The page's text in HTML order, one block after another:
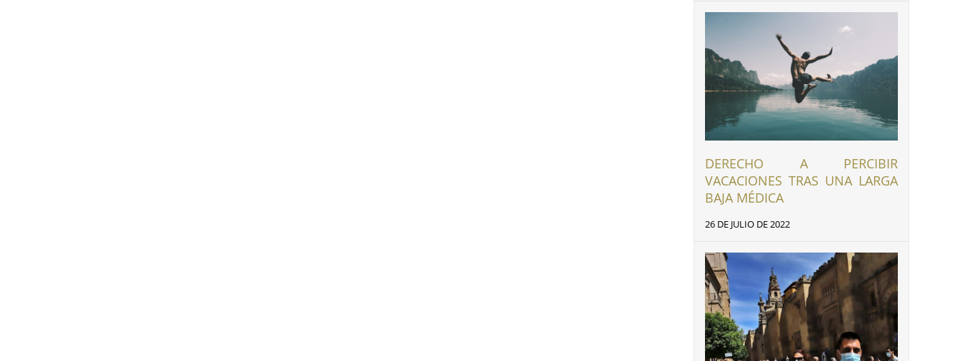
DERECHO A PERCIBIR
VACACIONES TRAS UNA LARGA
BAJA MÉDICA
26 DE JULIO DE 2022